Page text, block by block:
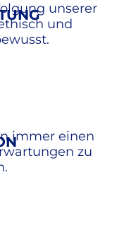
unserer
und
immer einen
zu